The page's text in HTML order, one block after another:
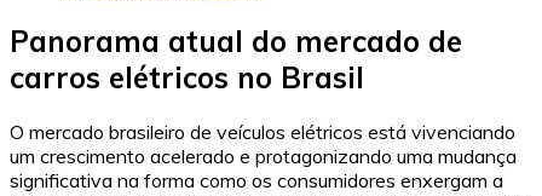
Panorama atual do mercado de
carros elétricos no Brasil
O mercado brasileiro de veículos elétricos está vivenciando
um crescimento acelerado e protagonizando uma mudança
significativa na forma como os consumidores enxergam a